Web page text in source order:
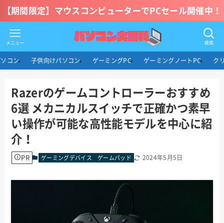
【期間限定】マウスコンピューターでPCセール開催中！
検索
メニュー
コン 子供向けパソコン ゲーミングPC ゲーミングノートPC ク
Razerのゲームコントローラーおすすめ
6選 メカニカルスイッチで正確かつ素早
い操作が可能な高性能モデルを中心に紹
介！
PR ゲーミングデバイス ゲームパッド 2024年5月5日